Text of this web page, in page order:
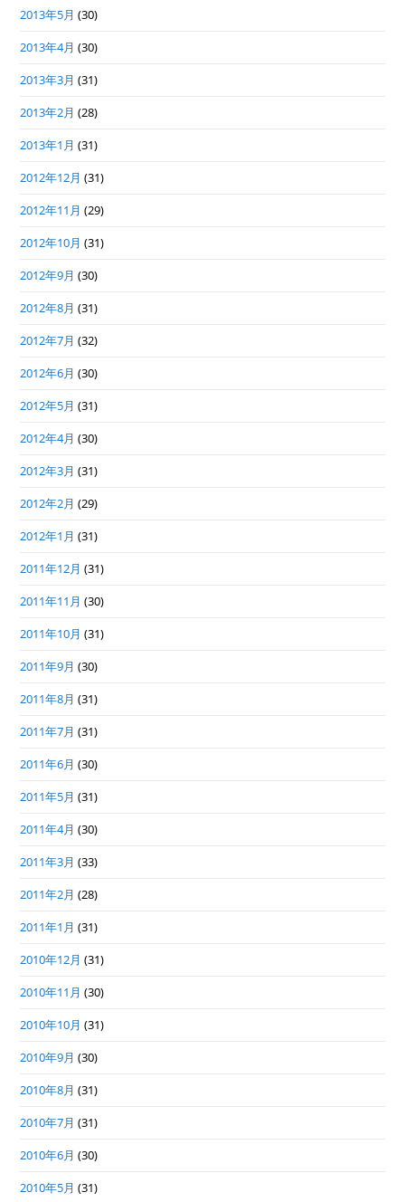
2013年5月 (30)
2013年4月 (30)
2013年3月 (31)
2013年2月 (28)
2013年1月 (31)
2012年12月 (31)
2012年11月 (29)
2012年10月 (31)
2012年9月 (30)
2012年8月 (31)
2012年7月 (32)
2012年6月 (30)
2012年5月 (31)
2012年4月 (30)
2012年3月 (31)
2012年2月 (29)
2012年1月 (31)
2011年12月 (31)
2011年11月 (30)
2011年10月 (31)
2011年9月 (30)
2011年8月 (31)
2011年7月 (31)
2011年6月 (30)
2011年5月 (31)
2011年4月 (30)
2011年3月 (33)
2011年2月 (28)
2011年1月 (31)
2010年12月 (31)
2010年11月 (30)
2010年10月 (31)
2010年9月 (30)
2010年8月 (31)
2010年7月 (31)
2010年6月 (30)
2010年5月 (31)